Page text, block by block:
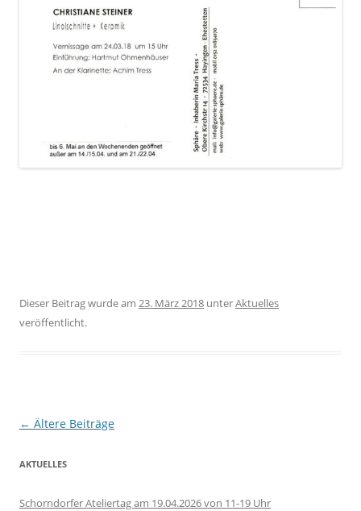
Dieser Beitrag wurde am 23. März 2018 unterAktuelles
veröffentlicht.
Beitrags-
← Ältere Beiträge
AKTUELLES
Schorndorfer Ateliertag am 19.04.2026 von 11-19 Uhr